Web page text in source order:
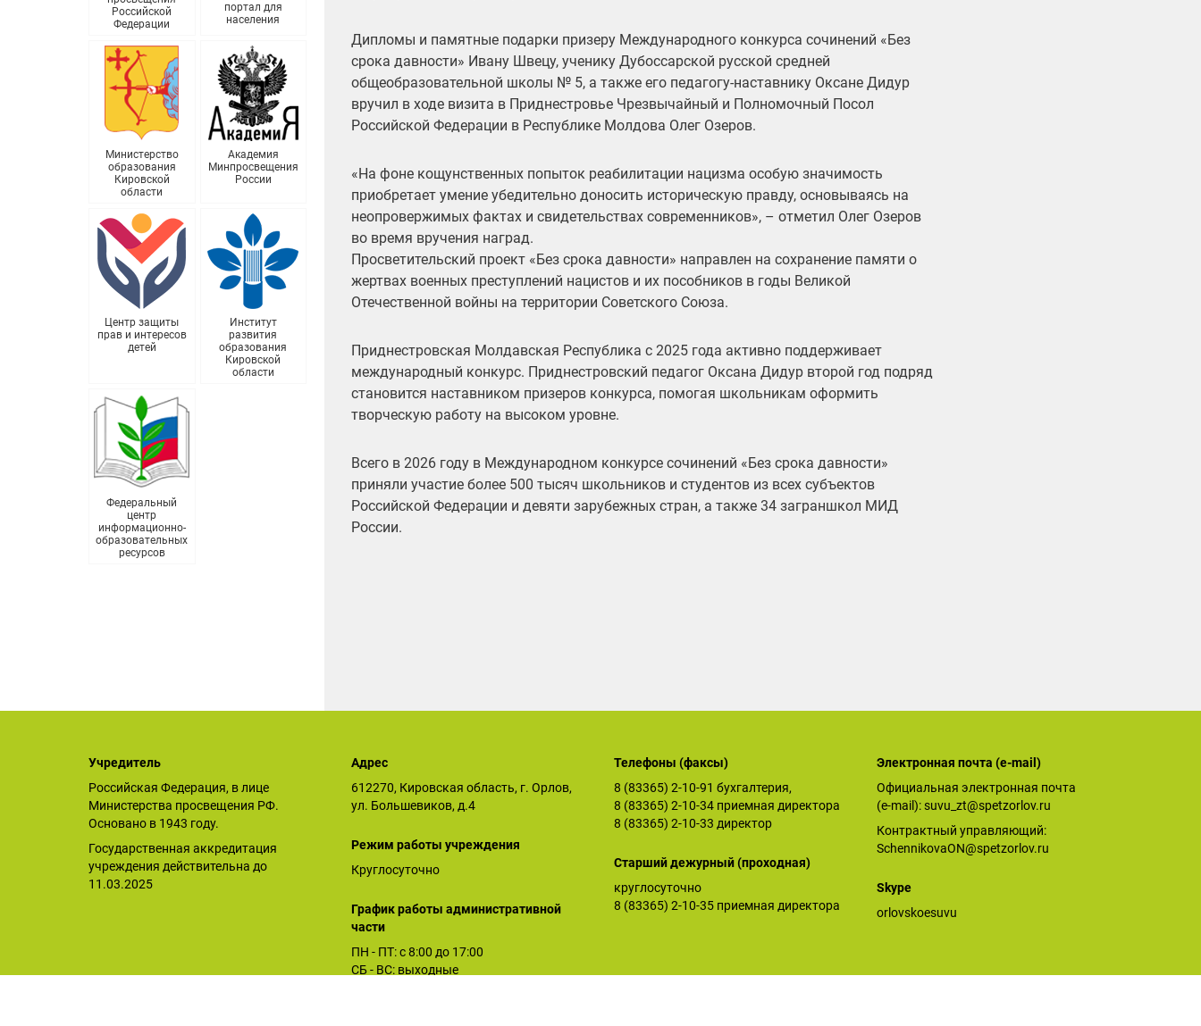
Российской
Федерации
портал для
населения
Министерство
образования
Кировской
области
Академия
Минпросвещения
России
Центр защиты
прав и интересов
детей
Институт
развития
образования
Кировской
области
Федеральный
центр
информационно-
образовательных
ресурсов
Дипломы и памятные подарки призеру Международного конкурса сочинений «Без
срока давности» Ивану Швецу, ученику Дубоссарской русской средней
общеобразовательной школы № 5, а также его педагогу-наставнику Оксане Дидур
вручил в ходе визита в Приднестровье Чрезвычайный и Полномочный Посол
Российской Федерации в Республике Молдова Олег Озеров.
«На фоне кощунственных попыток реабилитации нацизма особую значимость
приобретает умение убедительно доносить историческую правду, основываясь на
неопровержимых фактах и свидетельствах современников», – отметил Олег Озеров
во время вручения наград.
Просветительский проект «Без срока давности» направлен на сохранение памяти о
жертвах военных преступлений нацистов и их пособников в годы Великой
Отечественной войны на территории Советского Союза.
Приднестровская Молдавская Республика с 2025 года активно поддерживает
международный конкурс. Приднестровский педагог Оксана Дидур второй год подряд
становится наставником призеров конкурса, помогая школьникам оформить
творческую работу на высоком уровне.
Всего в 2026 году в Международном конкурсе сочинений «Без срока давности»
приняли участие более 500 тысяч школьников и студентов из всех субъектов
Российской Федерации и девяти зарубежных стран, а также 34 заграншкол МИД
России.
Учредитель
Российская Федерация, в лице
Министерства просвещения РФ.
Основано в 1943 году.
Государственная аккредитация
учреждения действительна до
11.03.2025
Адрес
612270, Кировская область, г. Орлов,
ул. Большевиков, д.4
Режим работы учреждения
Круглосуточно
График работы административной
части
ПН - ПТ: с 8:00 до 17:00
СБ - ВС: выходные
Телефоны (факсы)
8 (83365) 2-10-91 бухгалтерия,
8 (83365) 2-10-34 приемная директора
8 (83365) 2-10-33 директор
Старший дежурный (проходная)
круглосуточно
8 (83365) 2-10-35 приемная директора
Электронная почта (е-mail)
Официальная электронная почта
(е-mail):suvu_zt@spetzorlov.ru
Контрактный управляющий:
SchennikovaON@spetzorlov.ru
Skype
orlovskoesuvu